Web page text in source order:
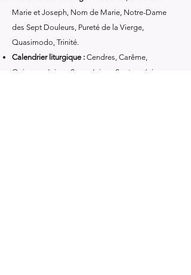
Marie et Joseph, Nom de Marie, Notre-Dame
des Sept Douleurs, Pureté de la Vierge,
Quasimodo, Trinité.
Calendrier liturgique : Cendres, Carême,
Quinquagésime, Sexagésime, Septuagésime,